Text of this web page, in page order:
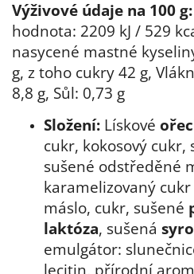
Výživové údaje na 100 g:
hodnota: 2209 kJ / 529
nasycené mastné
g, z toho cukry 42 g,
8,8 g, Sůl: 0,73 g
Složení: Lískové
cukr, kokosový cukr,
sušené odstředěné
karamelizovaný cukr
máslo, cukr, sušené
laktóza, sušená
emulgátor:
lecitin, přírodní